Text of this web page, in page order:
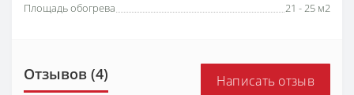
Площадь обогрева
21 - 25 м2
Отзывов (4) Написать отзыв